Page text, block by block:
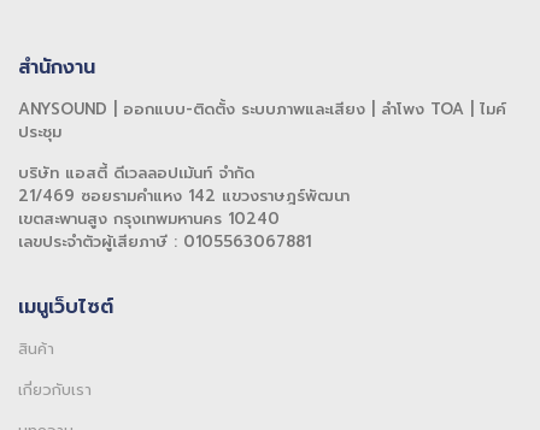
สำนักงาน
ANYSOUND | ออกแบบ-ติดตั้ง ระบบภาพและเสียง | ลำโพง TOA | ไมค์
ประชุม
บริษัท แอสตี้ ดีเวลลอปเม้นท์ จำกัด
21/469 ซอยรามคำแหง 142 แขวงราษฎร์พัฒนา
เขตสะพานสูง กรุงเทพมหานคร 10240
เลขประจำตัวผู้เสียภาษี : 0105563067881
เมนูเว็บไซต์
สินค้า
เกี่ยวกับเรา